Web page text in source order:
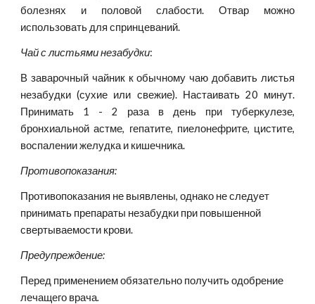
болезнях и половой слабости. Отвар можно
использовать для спринцеваний.
Чай с листьями незабудки:
В заварочный чайник к обычному чаю добавить листья
незабудки (сухие или свежие). Настаивать 20 минут.
Принимать 1 - 2 раза в день при туберкулезе,
бронхиальной астме, гепатите, пиелонефрите, цистите,
воспалении желудка и кишечника.
Противопоказания:
Противопоказания не выявлены, однако не следует
принимать препараты незабудки при повышенной
свертываемости крови.
Предупреждение:
Перед применением обязательно получить одобрение
лечащего врача.